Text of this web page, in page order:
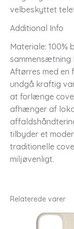
velbeskyttet
Additional Info
Materiale: 100%
sammensætning
Aftørres med en
undgå kraftig
at forlænge
afhænger af
tilbyder et
traditionelle
miljøvenligt.
Relaterede varer